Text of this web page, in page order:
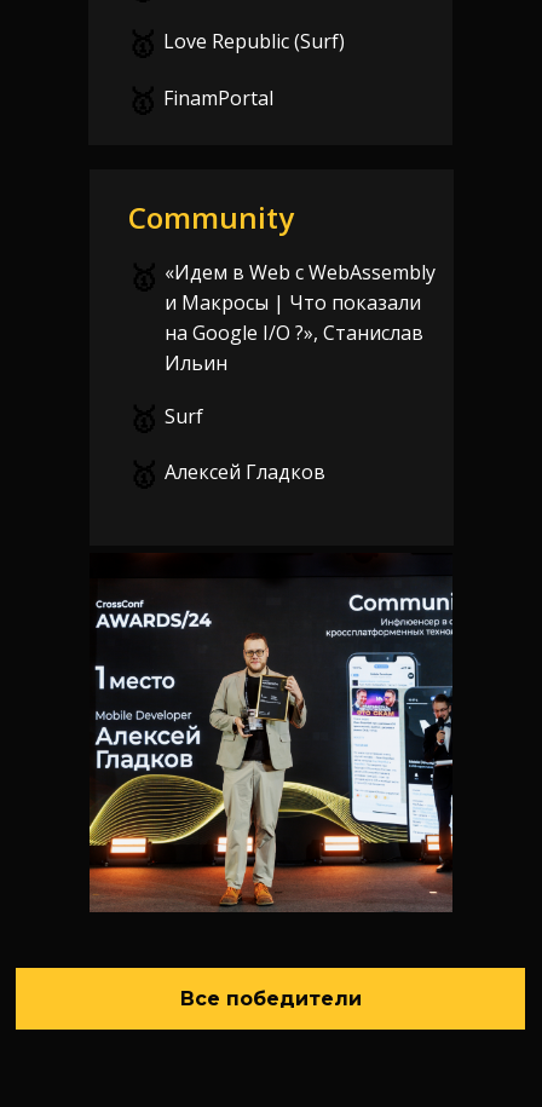
Love Republic (Surf)
FinamPortal
Community
«Идем в Web c WebAssembly
и Макросы | Что показали
на Google I/O ?», Станислав
Ильин
Surf
Алексей Гладков
Все победители